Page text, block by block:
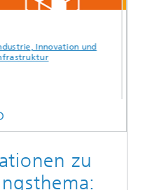
Innovation und
zu